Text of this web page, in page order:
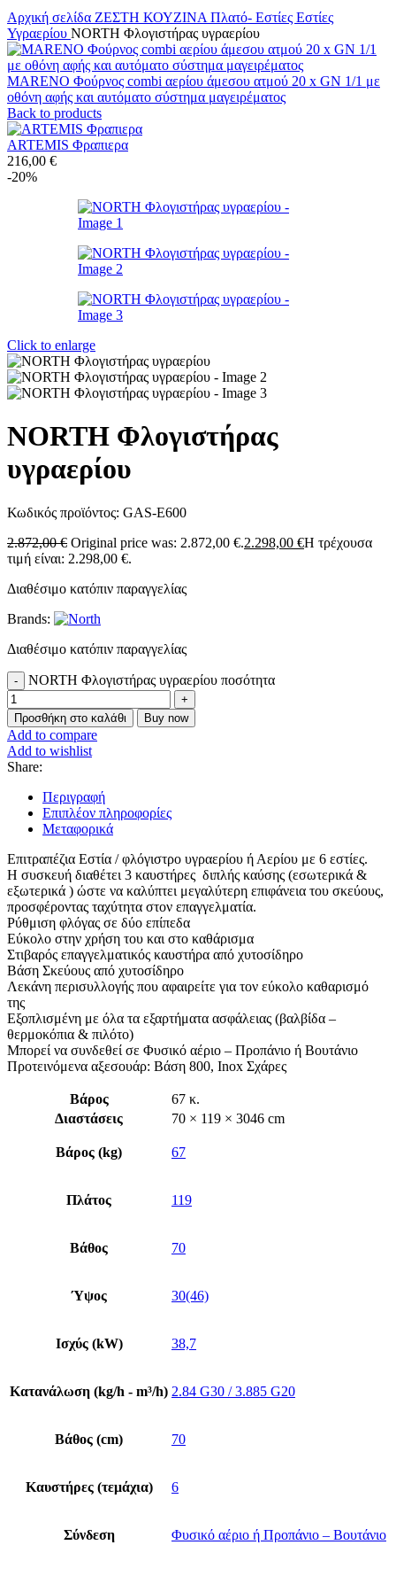
Αρχική σελίδα ΖΕΣΤΗ ΚΟΥΖΙΝΑ Πλατό- Εστίες Εστίες
Υγραερίου NORTH Φλογιστήρας υγραερίου
MARENO Φούρνος combi αερίου άμεσου ατμού 20 x GN 1/1 με
οθόνη αφής και αυτόματο σύστημα μαγειρέματος
Back to products
ARTEMIS Φραπιερα
216,00 €
-20%
Click to enlarge
NORTH Φλογιστήρας
υγραερίου
Κωδικός προϊόντος: GAS-E600
2.872,00€ Original price was: 2.872,00 €.2.298,00 €Η τρέχουσα
τιμή είναι: 2.298,00 €.
Διαθέσιμο κατόπιν παραγγελίας
Brands:
Διαθέσιμο κατόπιν παραγγελίας
NORTH Φλογιστήρας υγραερίου ποσότητα
Προσθήκη στο καλάθι Buy now
Add to compare
Add to wishlist
Share:
Περιγραφή
Επιπλέον πληροφορίες
Μεταφορικά
Επιτραπέζια Εστία / φλόγιστρο υγραερίου ή Αερίου με 6 εστίες.
Η συσκευή διαθέτει 3 καυστήρες διπλής καύσης (εσωτερικά &
εξωτερικά ) ώστε να καλύπτει μεγαλύτερη επιφάνεια του σκεύους,
προσφέροντας ταχύτητα στον επαγγελματία.
Ρύθμιση φλόγας σε δύο επίπεδα
Εύκολο στην χρήση του και στο καθάρισμα
Στιβαρός επαγγελματικός καυστήρα από χυτοσίδηρο
Βάση Σκεύους από χυτοσίδηρο
Λεκάνη περισυλλογής που αφαιρείτε για τον εύκολο καθαρισμό
της
Εξοπλισμένη με όλα τα εξαρτήματα ασφάλειας (βαλβίδα –
θερμοκόπια & πιλότο)
Μπορεί να συνδεθεί σε Φυσικό αέριο – Προπάνιο ή Βουτάνιο
Προτεινόμενα αξεσουάρ: Βάση 800, Inox Σχάρες
Βάρος
67 κ.
Διαστάσεις
70 × 119 × 3046 cm
Βάρος (kg) 67
Πλάτος 119
Βάθος 70
Ύψος 30(46)
Ισχύς (kW) 38,7
Κατανάλωση (kg/h - m³/h) 2.84 G30 / 3.885 G20
Βάθος (cm) 70
Καυστήρες (τεμάχια) 6
Σύνδεση Φυσικό αέριο ή Προπάνιο – Βουτάνιο